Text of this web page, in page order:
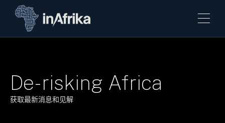
De-risking Africa
获取最新消息和见解